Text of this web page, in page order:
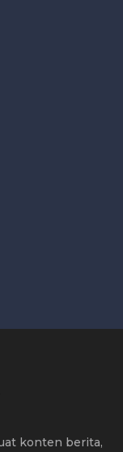
konten berita,